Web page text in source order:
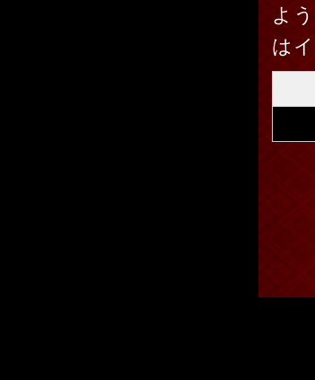
よ
は